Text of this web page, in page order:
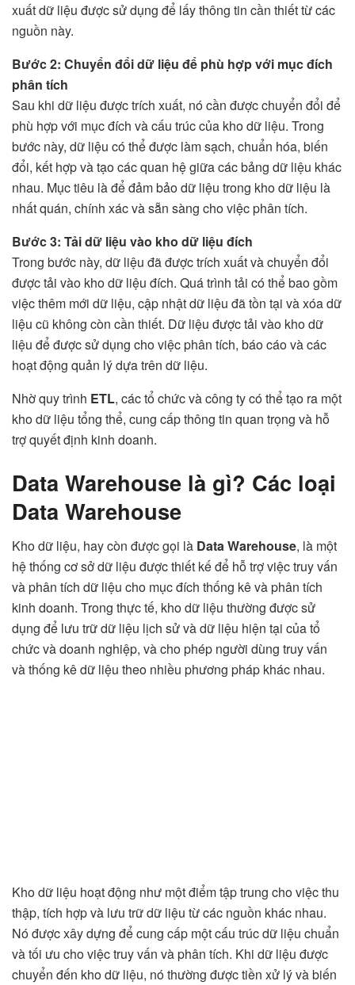
xuất dữ liệu được sử dụng để lấy thông tin cần thiết từ các
nguồn này.
Bước 2: Chuyển đổi dữ liệu để phù hợp với mục đích
phân tích
Sau khi dữ liệu được trích xuất, nó cần được chuyển đổi để
phù hợp với mục đích và cấu trúc của kho dữ liệu. Trong
bước này, dữ liệu có thể được làm sạch, chuẩn hóa, biến
đổi, kết hợp và tạo các quan hệ giữa các bảng dữ liệu khác
nhau. Mục tiêu là để đảm bảo dữ liệu trong kho dữ liệu là
nhất quán, chính xác và sẵn sàng cho việc phân tích.
Bước 3: Tải dữ liệu vào kho dữ liệu đích
Trong bước này, dữ liệu đã được trích xuất và chuyển đổi
được tải vào kho dữ liệu đích. Quá trình tải có thể bao gồm
việc thêm mới dữ liệu, cập nhật dữ liệu đã tồn tại và xóa dữ
liệu cũ không còn cần thiết. Dữ liệu được tải vào kho dữ
liệu để được sử dụng cho việc phân tích, báo cáo và các
hoạt động quản lý dựa trên dữ liệu.
Nhờ quy trình ETL, các tổ chức và công ty có thể tạo ra một
kho dữ liệu tổng thể, cung cấp thông tin quan trọng và hỗ
trợ quyết định kinh doanh.
Data Warehouse là gì? Các loại
Data Warehouse
Kho dữ liệu, hay còn được gọi là DataWarehouse, là một
hệ thống cơ sở dữ liệu được thiết kế để hỗ trợ việc truy vấn
và phân tích dữ liệu cho mục đích thống kê và phân tích
kinh doanh. Trong thực tế, kho dữ liệu thường được sử
dụng để lưu trữ dữ liệu lịch sử và dữ liệu hiện tại của tổ
chức và doanh nghiệp, và cho phép người dùng truy vấn
và thống kê dữ liệu theo nhiều phương pháp khác nhau.
Kho dữ liệu hoạt động như một điểm tập trung cho việc thu
thập, tích hợp và lưu trữ dữ liệu từ các nguồn khác nhau.
Nó được xây dựng để cung cấp một cấu trúc dữ liệu chuẩn
và tối ưu cho việc truy vấn và phân tích. Khi dữ liệu được
chuyển đến kho dữ liệu, nó thường được tiền xử lý và biến